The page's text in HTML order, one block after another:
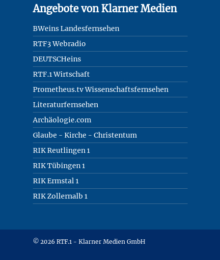
© 2026 RTF.1 - Klarner Medien GmbH
Angebote von Klarner Medien
BWeins Landesfernsehen
RTF3 Webradio
DEUTSCHeins
RTF.1 Wirtschaft
Prometheus.tv Wissenschaftsfernsehen
Literaturfernsehen
Archäologie.com
Glaube - Kirche - Christentum
RIK Reutlingen 1
RIK Tübingen 1
RIK Ermstal 1
RIK Zollernalb 1